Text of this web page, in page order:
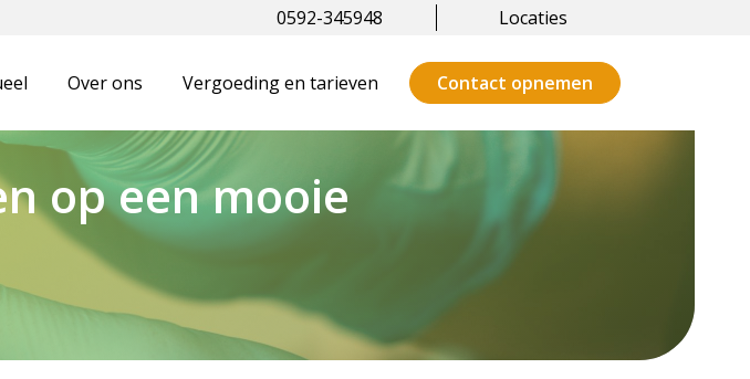
0592-345948 Locaties
Over ons Vergoeding en tarieven Contact opnemen
op een mooie